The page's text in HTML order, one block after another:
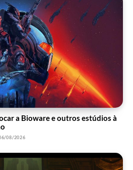
a Bioware e outros estúdios à
08/2026